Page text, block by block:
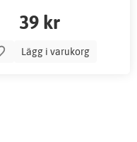
39 kr
Lägg i varukorg